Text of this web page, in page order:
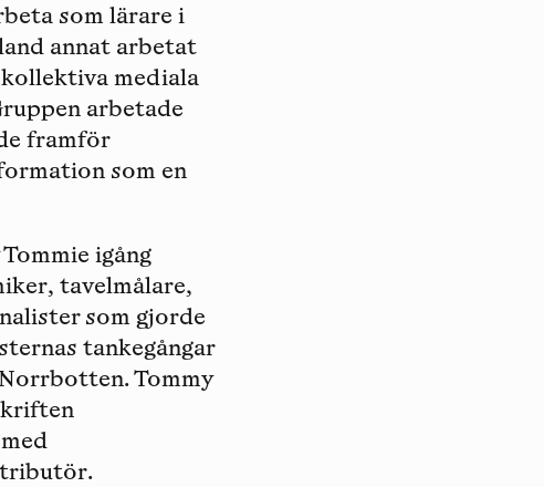
som lärare i
annat arbetat
mediala
arbetade
framför
som en
igång
tavelmålare,
som gjorde
tankegångar
Tommy